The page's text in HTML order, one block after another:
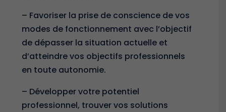
– Favoriser la prise de conscience de vos
modes de fonctionnement avec l’objectif
de dépasser la situation actuelle et
d’atteindre vos objectifs professionnels
en toute autonomie.
– Développer votre potentiel
professionnel, trouver vos solutions